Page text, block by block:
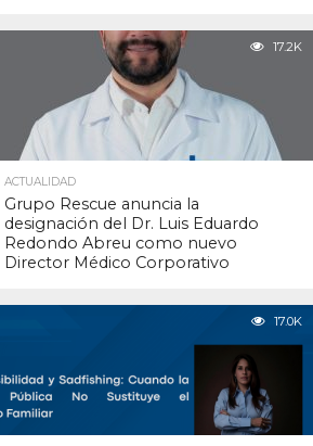
17.2K
ACTUALIDAD
Grupo Rescue anuncia la
designación del Dr. Luis Eduardo
Redondo Abreu como nuevo
Director Médico Corporativo
17.0K